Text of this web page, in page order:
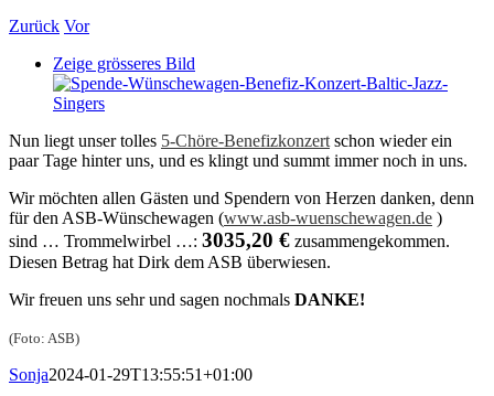
Zurück Vor
Zeige grösseres Bild
Nun liegt unser tolles 5-Chöre-Benefizkonzertschon wieder ein
paar Tage hinter uns, und es klingt und summt immer noch in uns.
Wir möchten allen Gästen und Spendern von Herzen danken, denn
für den ASB-Wünschewagen (www.asb-wuenschewagen.de )
sind … Trommelwirbel …: 3035,20 € zusammengekommen.
Diesen Betrag hat Dirk dem ASB überwiesen.
Wir freuen uns sehr und sagen nochmals DANKE!
(Foto: ASB)
Sonja2024-01-29T13:55:51+01:00